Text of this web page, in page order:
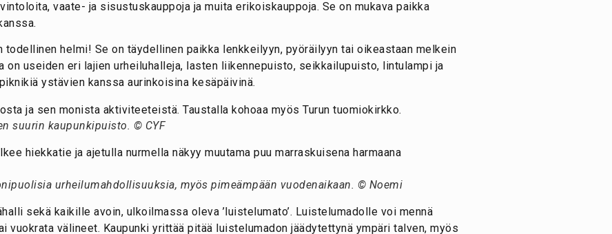
vaate- ja sisustuskauppoja ja muita erikoiskauppoja. Se on mukava paikka
todellinen helmi! Se on täydellinen paikka lenkkeilyyn, pyöräilyyn tai oikeastaan melkein
on useiden eri lajien urheiluhalleja, lasten liikennepuisto, seikkailupuisto, lintulampi ja
ystävien kanssa aurinkoisina kesäpäivinä.
suurin kaupunkipuisto. © CYF
urheilumahdollisuuksia, myös pimeämpään vuodenaikaan. © Noemi
sekä kaikille avoin, ulkoilmassa oleva ’luistelumato’. Luistelumadolle voi mennä
vuokrata välineet. Kaupunki yrittää pitää luistelumadon jäädytettynä ympäri talven, myös